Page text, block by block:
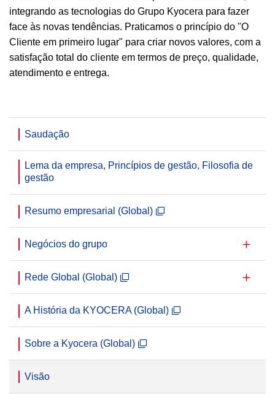
integrando as tecnologias do Grupo Kyocera para fazer
face às novas tendências. Praticamos o princípio do "O
Cliente em primeiro lugar" para criar novos valores, com a
satisfação total do cliente em termos de preço, qualidade,
atendimento e entrega.
Saudação
Lema da empresa, Princípios de gestão, Filosofia de
gestão
Resumo empresarial (Global)
Negócios do grupo
Rede Global (Global)
A História da KYOCERA (Global)
Sobre a Kyocera (Global)
Visão